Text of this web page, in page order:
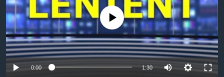
និង​
ចូល​
ទៅ​
ទំព័រ​
រចនា
សម្ព័ន្ធ​
ទូរទស្សន៍ / វីដេអូ​
វិទ្យុ / ផតខាសថ៍
កម្មវិធីទាំងអស់
Khmer English
No media source currently available
0:00 1:30